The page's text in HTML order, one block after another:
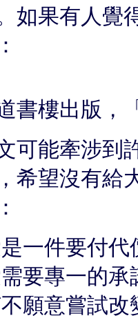
如果有人覺
樓出版，「
能牽涉到許
希望沒有給
一件要付代
要專一的承
願意嘗試改